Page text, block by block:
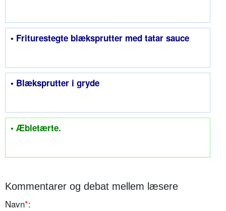
• Friturestegte blæksprutter med tatar sauce
• Blæksprutter i gryde
• Æbletærte.
Kommentarer og debat mellem læsere
Navn*: